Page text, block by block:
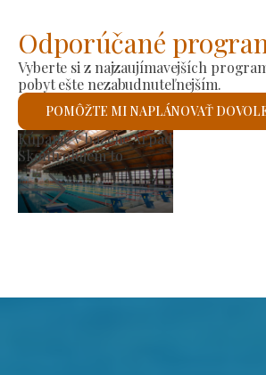
Odporúčané
Vyberte si z najzaujímavejších
pobyt ešte nezabudnuteľnejším.
POMÔŽTE MI NAPLÁNOVAŤ
Trh výrobcov
Skontrolujem to